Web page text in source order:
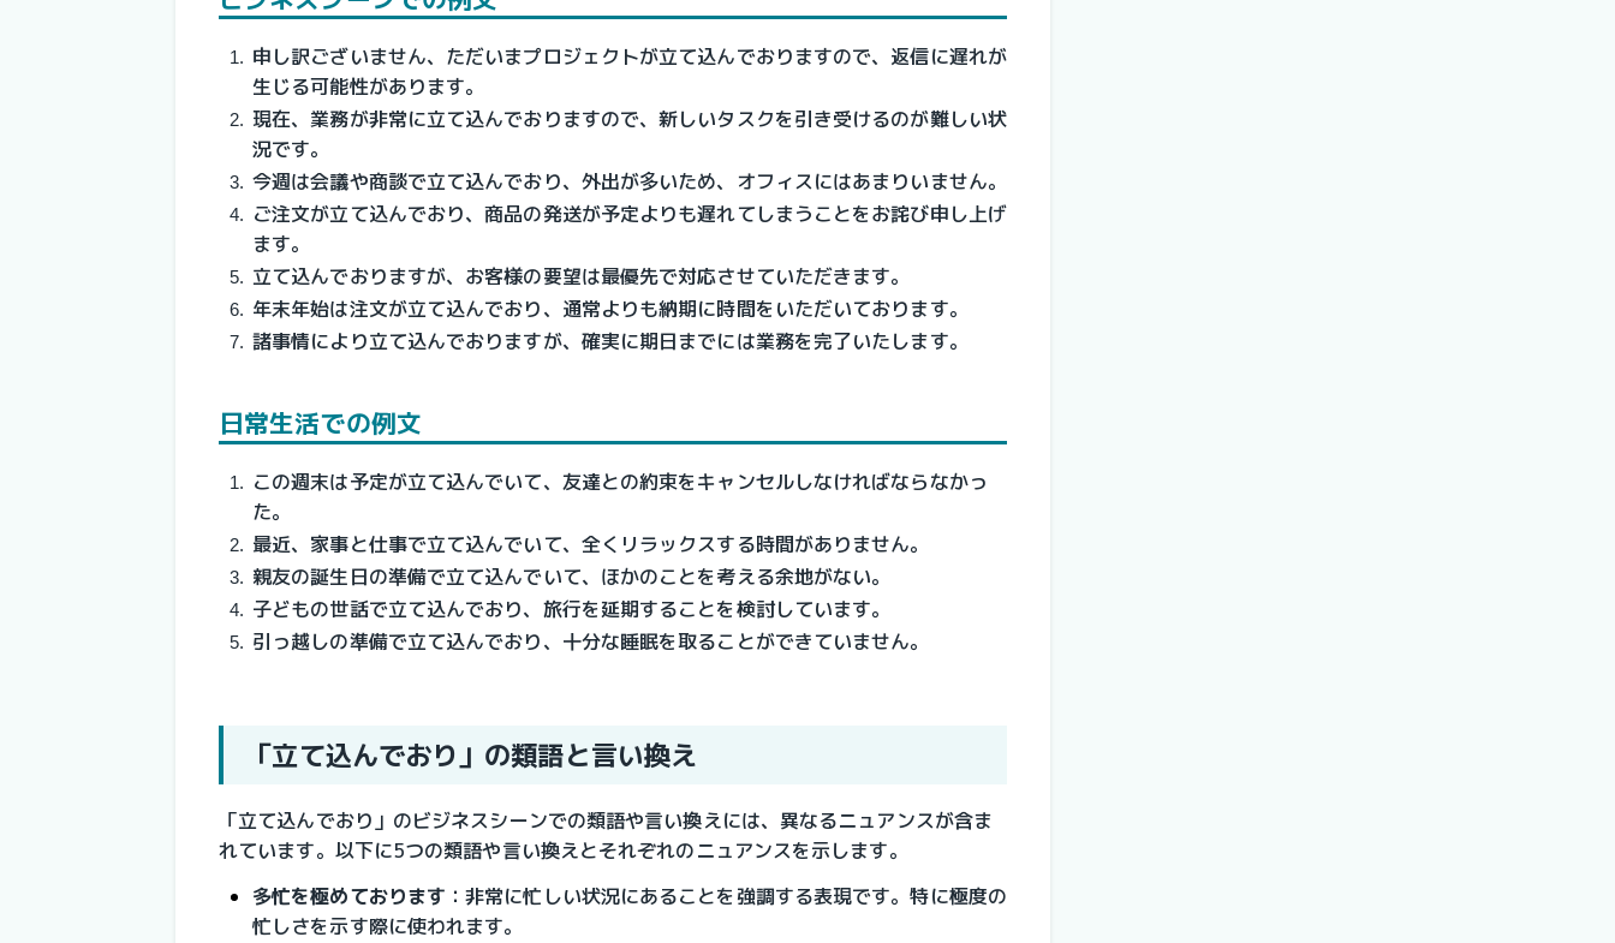
申し訳ございません、ただいまプロジェクトが立て込んでおりますので、返信に遅れが
生じる可能性があります。
現在、業務が非常に立て込んでおりますので、新しいタスクを引き受けるのが難しい状
況です。
今週は会議や商談で立て込んでおり、外出が多いため、オフィスにはあまりいません。
ご注文が立て込んでおり、商品の発送が予定よりも遅れてしまうことをお詫び申し上げ
ます。
立て込んでおりますが、お客様の要望は最優先で対応させていただきます。
年末年始は注文が立て込んでおり、通常よりも納期に時間をいただいております。
諸事情により立て込んでおりますが、確実に期日までには業務を完了いたします。
日常生活での例文
この週末は予定が立て込んでいて、友達との約束をキャンセルしなければならなかっ
た。
最近、家事と仕事で立て込んでいて、全くリラックスする時間がありません。
親友の誕生日の準備で立て込んでいて、ほかのことを考える余地がない。
子どもの世話で立て込んでおり、旅行を延期することを検討しています。
引っ越しの準備で立て込んでおり、十分な睡眠を取ることができていません。
「立て込んでおり」の類語と言い換え
「立て込んでおり」のビジネスシーンでの類語や言い換えには、異なるニュアンスが含ま
れています。以下に5つの類語や言い換えとそれぞれのニュアンスを示します。
多忙を極めております ：非常に忙しい状況にあることを強調する表現です。特に極度の
忙しさを示す際に使われます。